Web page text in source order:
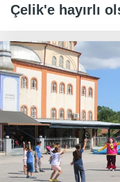
Çelik'e hayırlı